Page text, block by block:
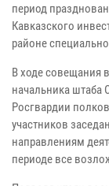
период
Кавказского
районе
В ходе совещания
начальника штаба
Росгвардии
участников
направлениям
периоде все